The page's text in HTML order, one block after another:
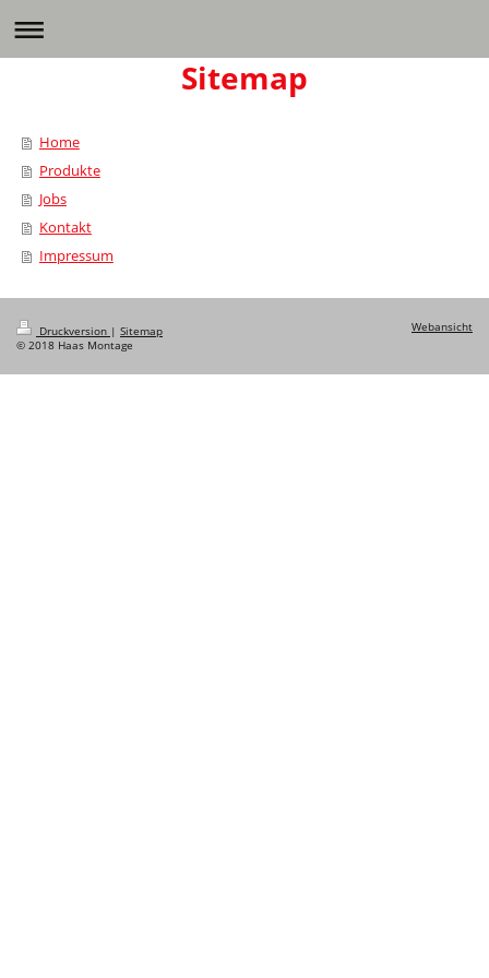
Sitemap
Home
Produkte
Jobs
Kontakt
Impressum
Druckversion | Sitemap
© 2018 Haas Montage
Webansicht